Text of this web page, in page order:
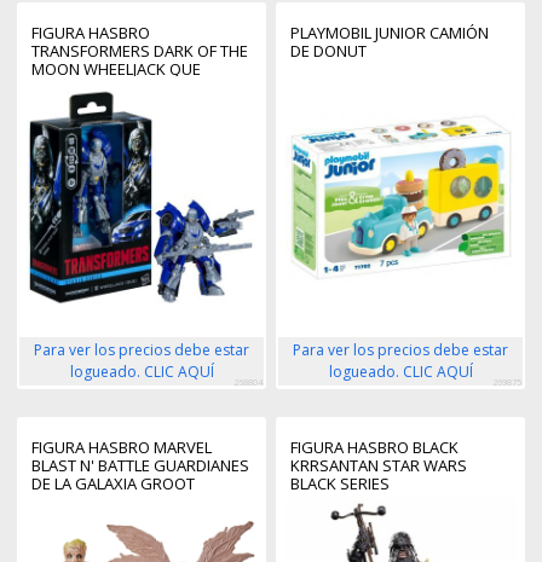
FIGURA HASBRO
TRANSFORMERS DARK OF THE
MOON WHEELJACK QUE
Para ver los precios debe estar
logueado. CLIC AQUÍ
268804
PLAYMOBIL JUNIOR CAMIÓN
DE DONUT
Para ver los precios debe estar
logueado. CLIC AQUÍ
269875
FIGURA HASBRO MARVEL
BLAST N' BATTLE GUARDIANES
DE LA GALAXIA GROOT
FIGURA HASBRO BLACK
KRRSANTAN STAR WARS
BLACK SERIES